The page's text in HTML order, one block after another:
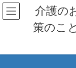
コ
ン
ナ
ビ
介護の
策のこ